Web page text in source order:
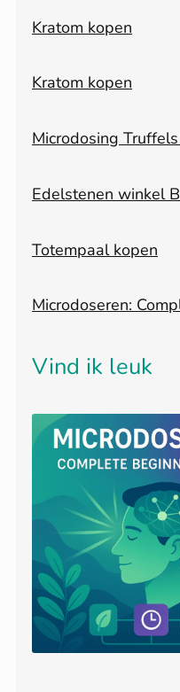
Kratom kopen
Kratom kopen
Microdosing
Edelstenen winkel
Totempaal kopen
Microdoseren:
Vind ik leuk